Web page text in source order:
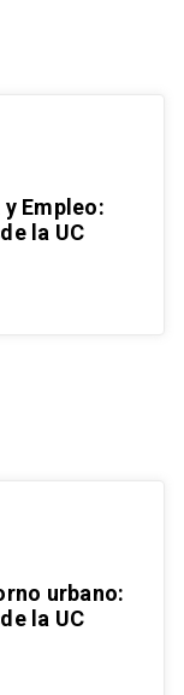
Empleo:
la UC
urbano:
la UC